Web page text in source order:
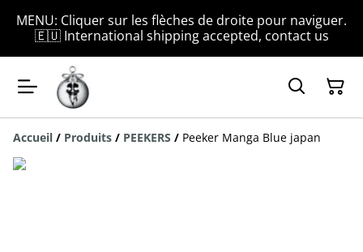
MENU: Cliquer sur les flèches de droite pour naviguer.
🇪🇺 International shipping accepted, contact us
Accueil / Produits / PEEKERS / Peeker Manga Blue japan